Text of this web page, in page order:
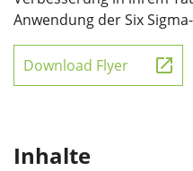
Anwendung der Six
Download Flyer
Inhalte